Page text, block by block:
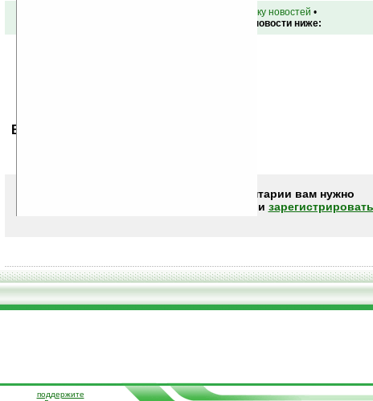
вернуться к списку новостей •
Обсуждение этой новости ниже:
Ваше мнение будет первым.
Чтобы писать комментарии вам нужно
или
поддержите